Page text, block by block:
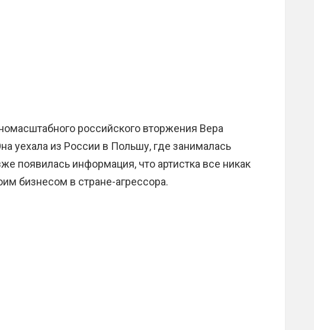
российского вторжения Вера
уехала из России в Польшу, где занималась
появилась информация, что артистка все никак
бизнесом в стране-агрессора.